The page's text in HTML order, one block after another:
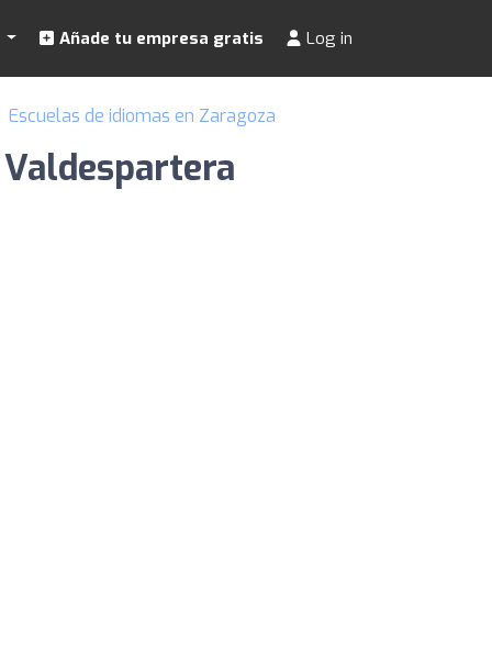
Añade tu empresa gratis Log in
Escuelas de idiomas en Zaragoza
Valdespartera